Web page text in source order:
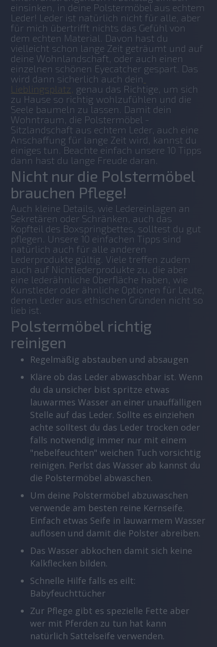
einsinken, in deine Polstermöbel aus echtem
Leder! Leder ist natürlich nicht für alle, aber
für mich übertrifft nichts das Gefühl von
dem echten Material. Davon hast du
vielleicht schon lange Zeit geträumt und auf
deine Wohnlandschaft, oder auch einen
einzelnen schönen Eyecatcher gespart. Das
wird dann sicherlich auch dein
Lieblingsplatz, genau das Richtige, um sich
zu Hause so richtig wohlzufühlen und die
Seele baumeln zu lassen. Damit dein
Wohntraum, die Polstermöbel -
Sitzlandschaft aus echtem Leder, auch eine
Anschaffung für lange Zeit wird, kannst du
einiges tun. Beachte einfach unsere 10 Tipps
dann hast du lange Freude daran.
Nicht nur die Polstermöbel
brauchen Pflege!
Auch kleine Details, wie Ledereinlagen an
Sekretären oder Schränken, auch das
Kopfteil des Boxspringbettes, solltest du gut
pflegen. Unsere 10 einfachen Tipps sind
natürlich auch für alle anderen
Lederprodukte gültig. Viele treffen zudem
auch auf Nichtlederprodukte zu, die aber
eine lederähnliche Oberfläche haben, wie
Kunstleder oder ähnliche Optionen für Leute,
denen Leder aus ethischen Gründen nicht so
lieb ist.
Polstermöbel richtig
reinigen
Regelmäßig abstauben und absaugen
Kläre ob das Leder abwaschbar ist. Wenn
du da unsicher bist spritze etwas
lauwarmes Wasser an einer unauffälligen
Stelle auf das Leder. Sollte es einziehen
achte solltest du das Leder trocken oder
falls notwendig immer nur mit einem
"nebelfeuchten" weichen Tuch vorsichtig
reinigen. Perlst das Wasser ab kannst du
die Polstermöbel abwaschen.
Um deine Polstermöbel abzuwaschen
verwende am besten reine Kernseife.
Einfach etwas Seife in lauwarmem Wasser
auflösen und damit die Polster abreiben.
Das Wasser abkochen damit sich keine
Kalkflecken bilden.
Schnelle Hilfe falls es eilt:
Babyfeuchttücher
Zur Pflege gibt es spezielle Fette aber
wer mit Pferden zu tun hat kann
natürlich Sattelseife verwenden.